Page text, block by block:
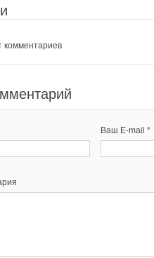
комментариев
Ваш E-mail *
«Газпромом»,